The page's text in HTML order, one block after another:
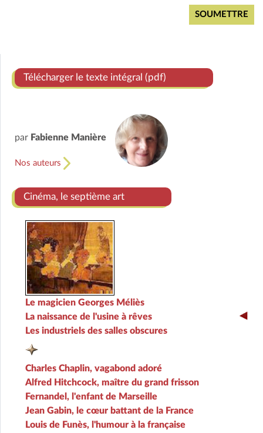
Télécharger le texte intégral (pdf)
par Fabienne Manière
Nos auteurs
Cinéma, le septième art
Le magicien Georges Méliès
La naissance de l'usine à rêves
Les industriels des salles obscures
Charles Chaplin, vagabond adoré
Alfred Hitchcock, maître du grand frisson
Fernandel, l'enfant de Marseille
Jean Gabin, le cœur battant de la France
Louis de Funès, l'humour à la française